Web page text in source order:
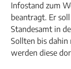
Infostand zum
beantragt. Er
Standesamt in
Sollten bis dahin
werden diese